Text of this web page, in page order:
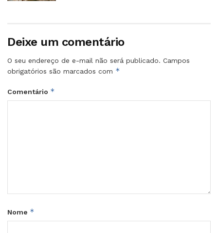
Deixe um comentário
O seu endereço de e-mail não será publicado. Campos
obrigatórios são marcados com *
Comentário *
Nome *